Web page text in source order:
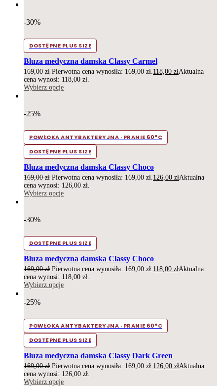
-30%
DOSTĘPNE PLUS SIZE
Bluza medyczna damska Classy Carmel
169,00zł Pierwotna cena wynosiła: 169,00 zł. 118,00 złAktualna
cena wynosi: 118,00 zł.
Wybierz opcje
-25%
POWŁOKA ANTYBAKTERYJNA · PRANIE 60°C
DOSTĘPNE PLUS SIZE
Bluza medyczna damska Classy Choco
169,00zł Pierwotna cena wynosiła: 169,00 zł. 126,00 złAktualna
cena wynosi: 126,00 zł.
Wybierz opcje
-30%
DOSTĘPNE PLUS SIZE
Bluza medyczna damska Classy Choco
169,00zł Pierwotna cena wynosiła: 169,00 zł. 118,00 złAktualna
cena wynosi: 118,00 zł.
Wybierz opcje
-25%
POWŁOKA ANTYBAKTERYJNA · PRANIE 60°C
DOSTĘPNE PLUS SIZE
Bluza medyczna damska Classy Dark Green
169,00zł Pierwotna cena wynosiła: 169,00 zł. 126,00 złAktualna
cena wynosi: 126,00 zł.
Wybierz opcje